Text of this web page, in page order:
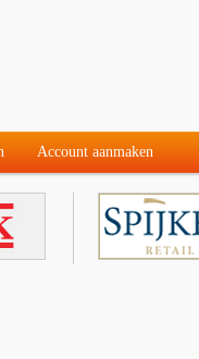
Account aanmaken